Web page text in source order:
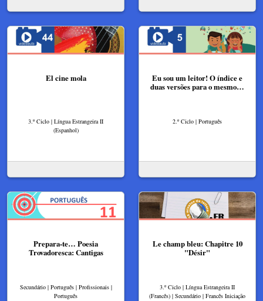
El cine mola
3.º Ciclo | Língua Estrangeira II
(Espanhol)
Eu sou um leitor! O índice e
duas versões para o mesmo…
2.º Ciclo | Português
Prepara-te… Poesia
Trovadoresca: Cantigas
Secundário | Português | Profissionais |
Português
Le champ bleu: Chapitre 10
"Désir"
3.º Ciclo | Língua Estrangeira II
(Francês) | Secundário | Francês Iniciação